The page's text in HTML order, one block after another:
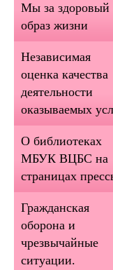
Мы за здоровый
образ жизни
Независимая
оценка качества
деятельности
оказываемых
О библиотеках
МБУК ВЦБС на
страницах
Гражданская
оборона и
чрезвычайные
ситуации.